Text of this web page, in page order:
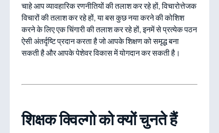
चाहे आप व्यावहारिक रणनीतियों की तलाश कर रहे हों, विचारोत्तेजक
विचारों की तलाश कर रहे हों, या बस कुछ नया करने की कोशिश
करने के लिए एक चिंगारी की तलाश कर रहे हों, इनमें से प्रत्येक पठन
ऐसी अंतर्दृष्टि प्रदान करता है जो आपके शिक्षण को समृद्ध बना
सकती है और आपके पेशेवर विकास में योगदान कर सकती है।
शिक्षक क्विल्गो को क्यों चुनते हैं